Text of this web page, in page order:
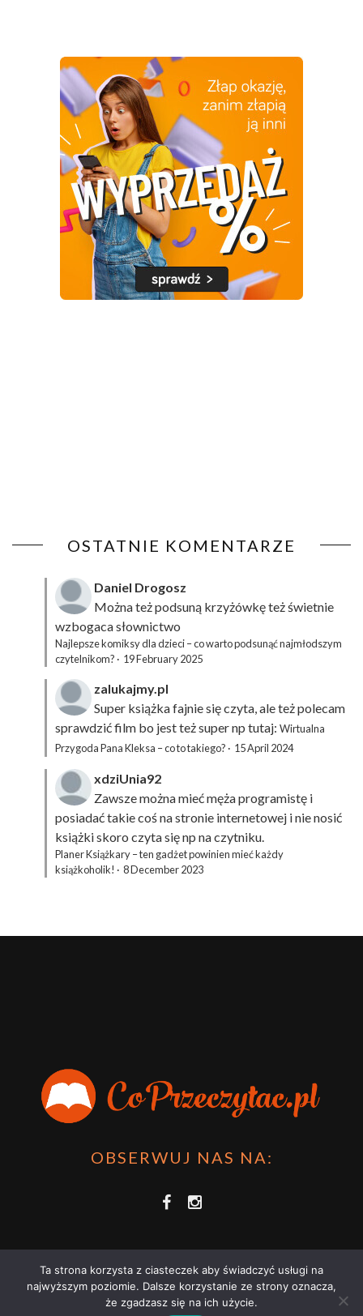
OSTATNIE KOMENTARZE
Daniel Drogosz
Można też podsuną krzyżówkęteż świetnie
wzbogaca słownictwo
Najlepsze komiksy dla dzieci – co warto podsunąć najmłodszym
czytelnikom? · 19 February 2025
zalukajmy.pl
Super książka fajnie się czyta, ale też polecam
sprawdzić film bo jest też super np tutaj: Wirtualna
Przygoda Pana Kleksa – co to takiego? · 15 April 2024
xdziUnia92
Zawsze można mieć męża programistę i
posiadać takie coś na stronie internetowej i nie nosić
książki skoro czyta się np na czytniku.
Planer Książkary – ten gadżet powinien mieć każdy
książkoholik! · 8 December 2023
OBSERWUJ NAS NA:
COPRZECZYTAĆ.PL 2021 | STRONA WYKORZYSTUJE PLIKI COOKIES |
Ta strona korzysta z ciasteczek aby świadczyć usługi na
najwyższym poziomie. Dalsze korzystanie ze strony oznacza,
że zgadzasz się na ich użycie.